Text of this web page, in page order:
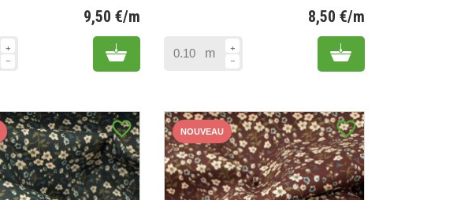
9,50 €/m
Add to cart
8,50 €/m
m Add to cart
favorite_border favorite_border
NOUVEAU